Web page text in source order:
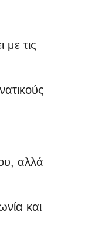
με τις
αλλά
και